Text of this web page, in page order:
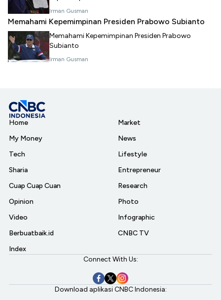
Irman Gusman
Memahami Kepemimpinan Presiden Prabowo Subianto
Memahami Kepemimpinan Presiden Prabowo
Subianto
Irman Gusman
Home
My Money
Tech
Sharia
Cuap Cuap Cuan
Opinion
Video
Berbuatbaik.id
Index
Market
News
Lifestyle
Entrepreneur
Research
Photo
Infographic
CNBC TV
Connect With Us:
Download aplikasi CNBC Indonesia: